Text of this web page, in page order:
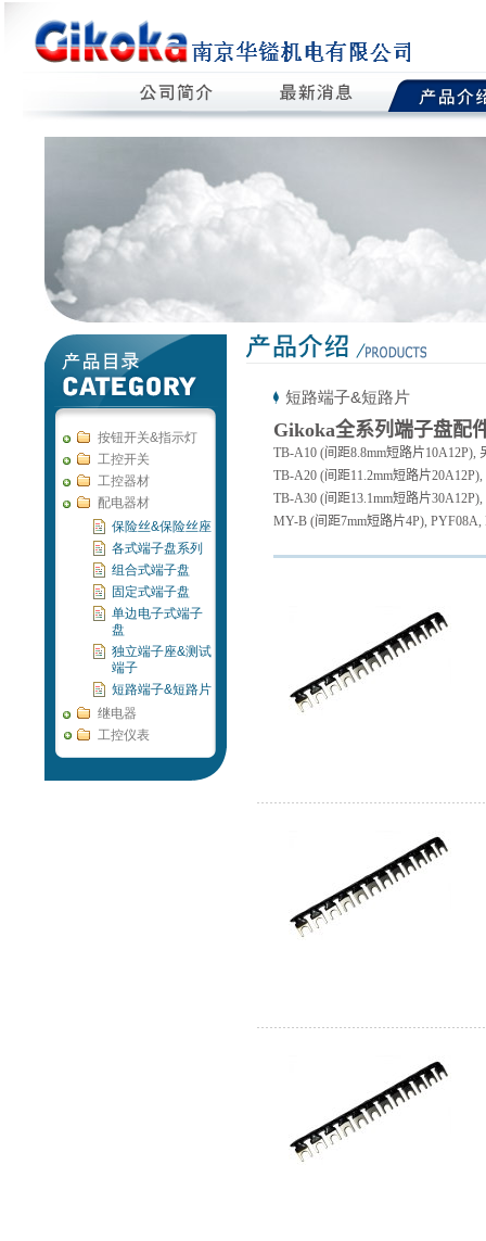
按钮开关&指示灯
工控开关
工控器材
配电器材
保险丝&保险丝座
各式端子盘系列
组合式端子盘
固定式端子盘
单边电子式端子
盘
独立端子座&测试
端子
短路端子&短路片
继电器
工控仪表
短路端子&短路片
Gikoka全系列端子盘配
TB-A10 (间距8.8mm短路片10A12P),
TB-A20 (间距11.2mm短路片20A12P),
TB-A30 (间距13.1mm短路片30A12P),
MY-B (间距7mm短路片4P), PYF08A,